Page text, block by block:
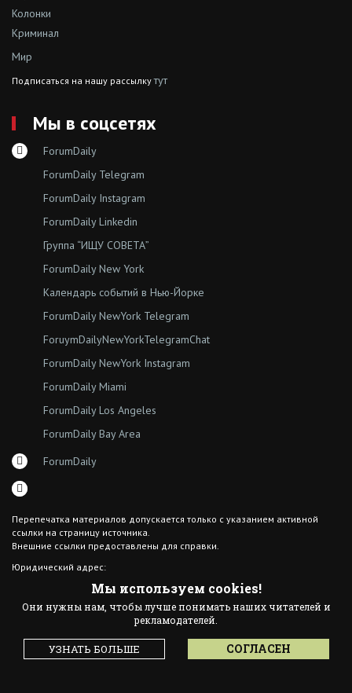
Колонки
Криминал
Мир
Подписаться на нашу рассылкутут
Мы в соцсетях
ForumDaily
ForumDaily Telegram
ForumDaily Instagram
ForumDaily Linkedin
Группа “ИЩУ СОВЕТА”
ForumDaily New York
Календарь событий в Нью-Йорке
ForumDaily NewYork Telegram
ForuymDailyNewYorkTelegramChat
ForumDaily NewYork Instagram
ForumDaily Miami
ForumDaily Los Angeles
ForumDaily Bay Area
ForumDaily
Перепечатка материалов допускается только с указанием активной
ссылки на страницу источника.
Внешние ссылки предоставлены для справки.
Юридический адрес:
Brooklyn NY 11204
© 2015 ForumDaily inc.
Designed By иskra*
Мы используем cookies!
Они нужны нам, чтобы лучше понимать наших читателей и
рекламодателей.
УЗНАТЬ БОЛЬШЕ СОГЛАСЕН